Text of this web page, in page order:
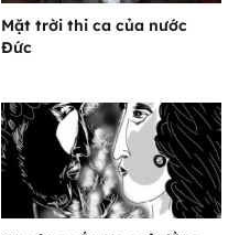
Mặt trời thi ca của nước
Đức